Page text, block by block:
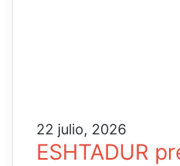
22 julio, 2026
ESHTADUR